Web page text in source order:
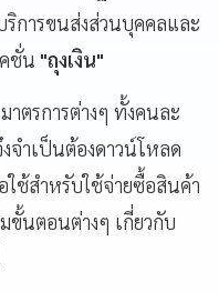
ริการขนส่งส่วนบุคคลและ
ชั่น "ถุงเงิน"
ตรการต่างๆ ทั้งคนละ
จำเป็นต้องดาวน์โหลด
ช้สำหรับใช้จ่ายซื้อสินค้า
ขั้นตอนต่างๆ เกี่ยวกับ